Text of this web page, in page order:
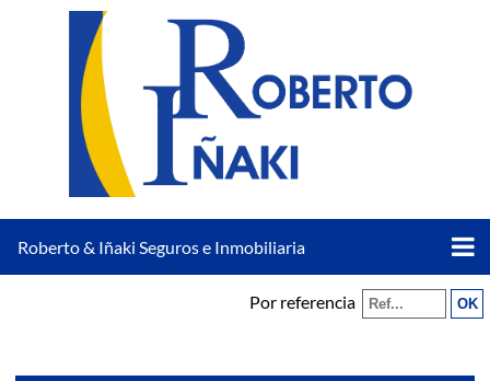
Roberto & Iñaki Seguros e Inmobiliaria
Por referencia